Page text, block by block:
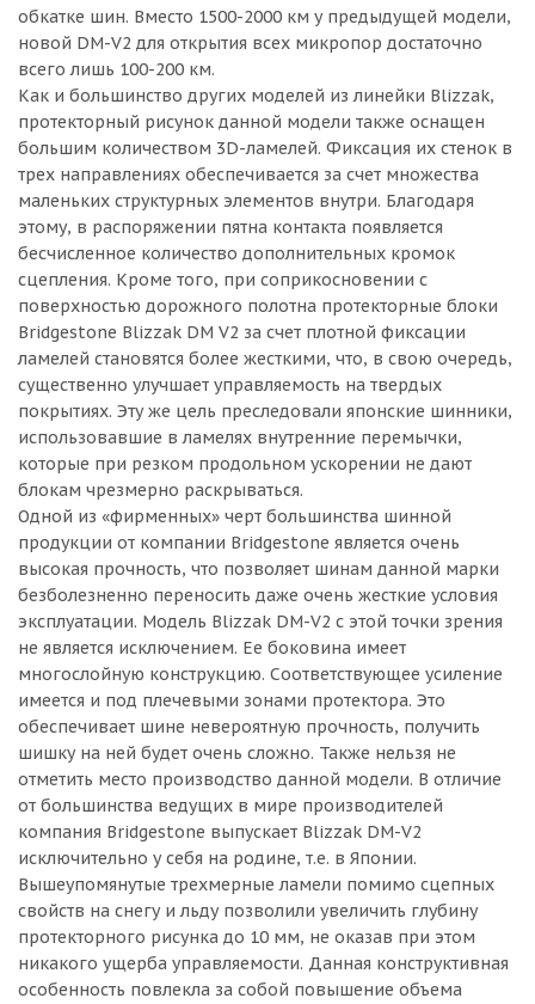
обкатке шин. Вместо 1500-2000 км у предыдущей модели,
новой DM-V2 для открытия всех микропор достаточно
всего лишь 100-200 км.
Как и большинство других моделей из линейки Blizzak,
протекторный рисунок данной модели также оснащен
большим количеством 3D-ламелей. Фиксация их стенок в
трех направлениях обеспечивается за счет множества
маленьких структурных элементов внутри. Благодаря
этому, в распоряжении пятна контакта появляется
бесчисленное количество дополнительных кромок
сцепления. Кроме того, при соприкосновении с
поверхностью дорожного полотна протекторные блоки
Bridgestone Blizzak DM V2 за счет плотной фиксации
ламелей становятся более жесткими, что, в свою очередь,
существенно улучшает управляемость на твердых
покрытиях. Эту же цель преследовали японские шинники,
использовавшие в ламелях внутренние перемычки,
которые при резком продольном ускорении не дают
блокам чрезмерно раскрываться.
Одной из «фирменных» черт большинства шинной
продукции от компании Bridgestone является очень
высокая прочность, что позволяет шинам данной марки
безболезненно переносить даже очень жесткие условия
эксплуатации. Модель Blizzak DM-V2 с этой точки зрения
не является исключением. Ее боковина имеет
многослойную конструкцию. Соответствующее усиление
имеется и под плечевыми зонами протектора. Это
обеспечивает шине невероятную прочность, получить
шишку на ней будет очень сложно. Также нельзя не
отметить место производство данной модели. В отличие
от большинства ведущих в мире производителей
компания Bridgestone выпускает Blizzak DM-V2
исключительно у себя на родине, т.е. в Японии.
Вышеупомянутые трехмерные ламели помимо сцепных
свойств на снегу и льду позволили увеличить глубину
протекторного рисунка до 10 мм, не оказав при этом
никакого ущерба управляемости. Данная конструктивная
особенность повлекла за собой повышение объема